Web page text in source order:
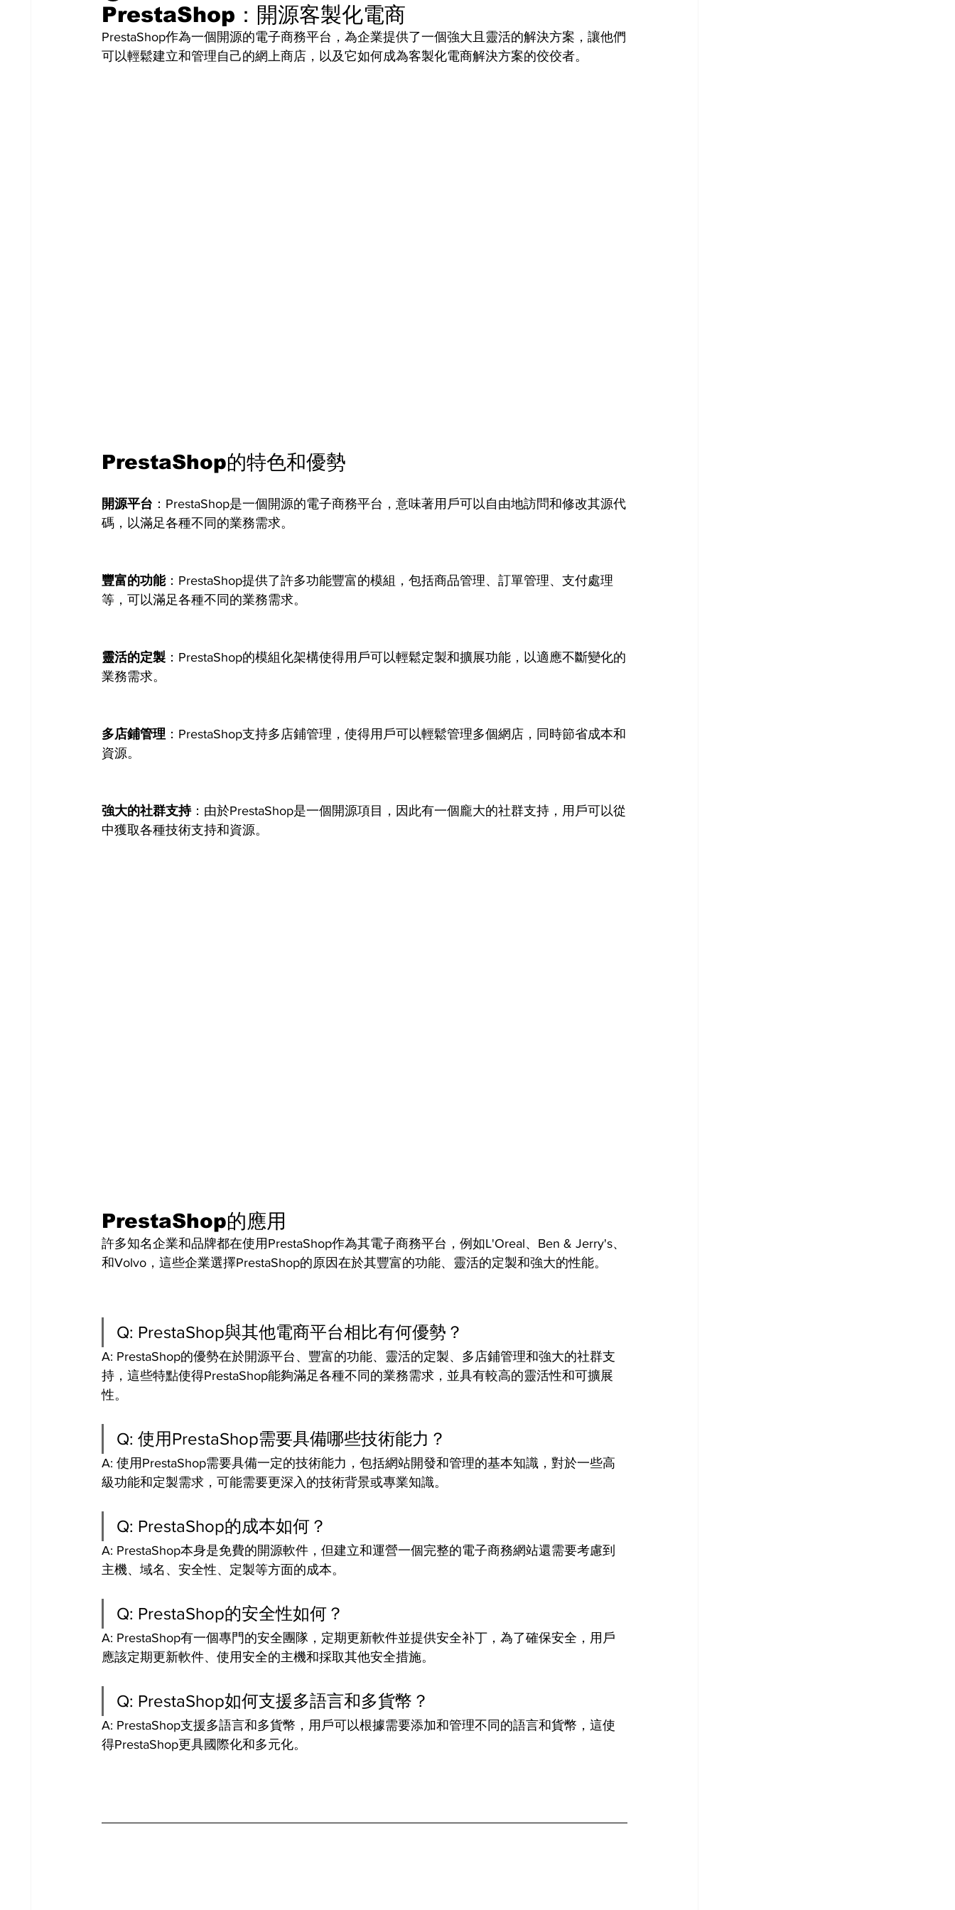
PrestaShop：開源客製化電商
PrestaShop作為一個開源的電子商務平台，為企業提供了一個強大且靈活的解決方案，讓他們
可以輕鬆建立和管理自己的網上商店，以及它如何成為客製化電商解決方案的佼佼者。
PrestaShop的特色和優勢
開源平台 ：PrestaShop是一個開源的電子商務平台，意味著用戶可以自由地訪問和修改其源代
碼，以滿足各種不同的業務需求。
豐富的功能：PrestaShop提供了許多功能豐富的模組，包括商品管理、訂單管理、支付處理
等，可以滿足各種不同的業務需求。
靈活的定製 ：PrestaShop的模組化架構使得用戶可以輕鬆定製和擴展功能，以適應不斷變化的
業務需求。
多店鋪管理 ：PrestaShop支持多店鋪管理，使得用戶可以輕鬆管理多個網店，同時節省成本和
資源。
強大的社群支持：由於PrestaShop是一個開源項目，因此有一個龐大的社群支持，用戶可以從
中獲取各種技術支持和資源。
PrestaShop的應用
許多知名企業和品牌都在使用PrestaShop作為其電子商務平台，例如L'Oreal、Ben & Jerry's、
和Volvo，這些企業選擇PrestaShop的原因在於其豐富的功能、靈活的定製和強大的性能。
Q: PrestaShop與其他電商平台相比有何優勢？
A: PrestaShop的優勢在於開源平台、豐富的功能、靈活的定製、多店鋪管理和強大的社群支
持，這些特點使得PrestaShop能夠滿足各種不同的業務需求，並具有較高的靈活性和可擴展
性。
Q: 使用PrestaShop需要具備哪些技術能力？
A: 使用PrestaShop需要具備一定的技術能力，包括網站開發和管理的基本知識，對於一些高
級功能和定製需求，可能需要更深入的技術背景或專業知識。
Q: PrestaShop的成本如何？
A: PrestaShop本身是免費的開源軟件，但建立和運營一個完整的電子商務網站還需要考慮到
主機、域名、安全性、定製等方面的成本。
Q: PrestaShop的安全性如何？
A: PrestaShop有一個專門的安全團隊，定期更新軟件並提供安全补丁，為了確保安全，用戶
應該定期更新軟件、使用安全的主機和採取其他安全措施。
Q: PrestaShop如何支援多語言和多貨幣？
A: PrestaShop支援多語言和多貨幣，用戶可以根據需要添加和管理不同的語言和貨幣，這使
得PrestaShop更具國際化和多元化。